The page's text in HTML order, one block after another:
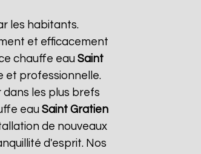
les habitants.
et efficacement
chauffe eau Saint
et professionnelle.
les plus brefs
eau Saint Gratien
de nouveaux
d'esprit. Nos